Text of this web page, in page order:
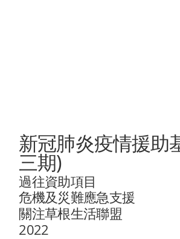
新冠肺炎疫情援助
三期)
過往資助項目
危機及災難應急支援
關注草根生活聯盟
2022